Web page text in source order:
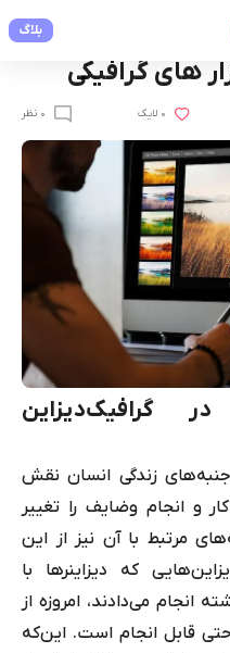
بلاگ
های گرافیکی
0 لایک 0 نظر
در گرافیک‌دیزاین
زندگی انسان نقش
و انجام وضایف را تغییر
مرتبط با آن نیز از این
که دیزاینرها با
انجام می‌دادند، امروزه از
قابل انجام است. این‌که